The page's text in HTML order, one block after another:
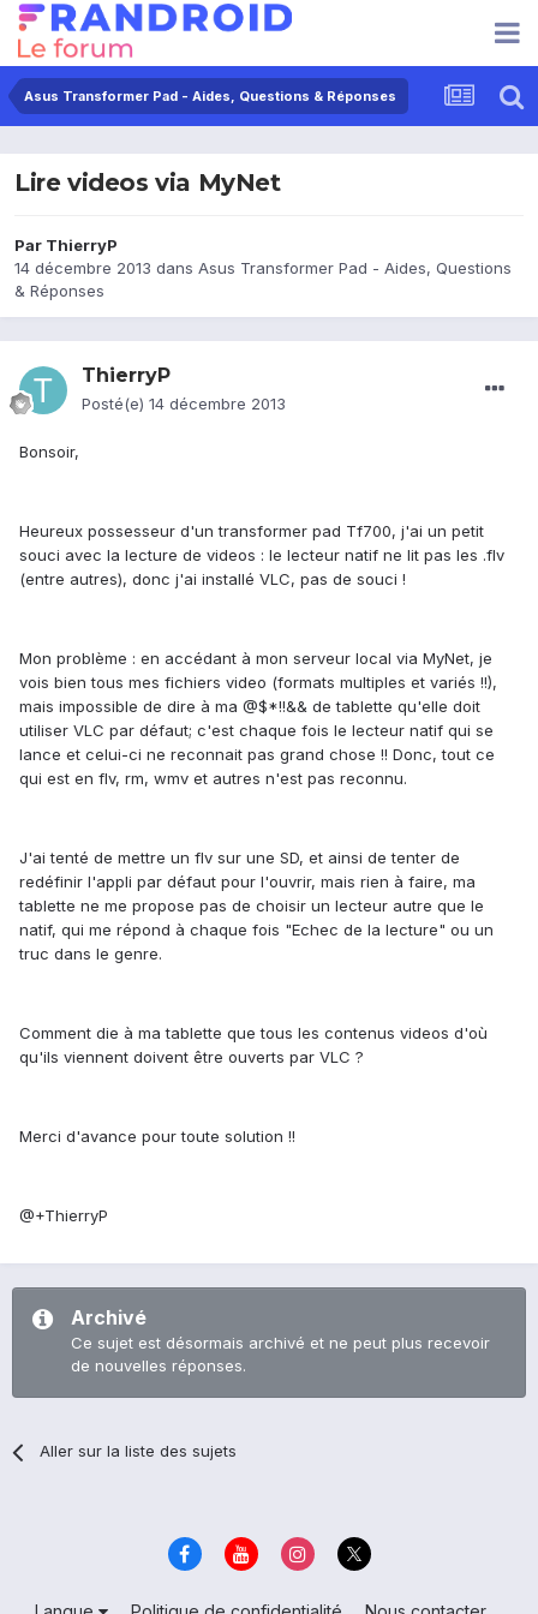
Asus Transformer Pad - Aides, Questions & Réponses
Lire videos via MyNet
Par ThierryP
14 décembre 2013 dans Asus Transformer Pad - Aides, Questions
& Réponses
ThierryP
Posté(e) 14 décembre 2013
Bonsoir,
Heureux possesseur d'un transformer pad Tf700, j'ai un petit
souci avec la lecture de videos : le lecteur natif ne lit pas les .flv
(entre autres), donc j'ai installé VLC, pas de souci !
Mon problème : en accédant à mon serveur local via MyNet, je
vois bien tous mes fichiers video (formats multiples et variés !!),
mais impossible de dire à ma @$*!!&& de tablette qu'elle doit
utiliser VLC par défaut; c'est chaque fois le lecteur natif qui se
lance et celui-ci ne reconnait pas grand chose !! Donc, tout ce
qui est en flv, rm, wmv et autres n'est pas reconnu.
J'ai tenté de mettre un flv sur une SD, et ainsi de tenter de
redéfinir l'appli par défaut pour l'ouvrir, mais rien à faire, ma
tablette ne me propose pas de choisir un lecteur autre que le
natif, qui me répond à chaque fois "Echec de la lecture" ou un
truc dans le genre.
Comment die à ma tablette que tous les contenus videos d'où
qu'ils viennent doivent être ouverts par VLC ?
Merci d'avance pour toute solution !!
@+ThierryP
Archivé
Ce sujet est désormais archivé et ne peut plus recevoir
de nouvelles réponses.
Aller sur la liste des sujets